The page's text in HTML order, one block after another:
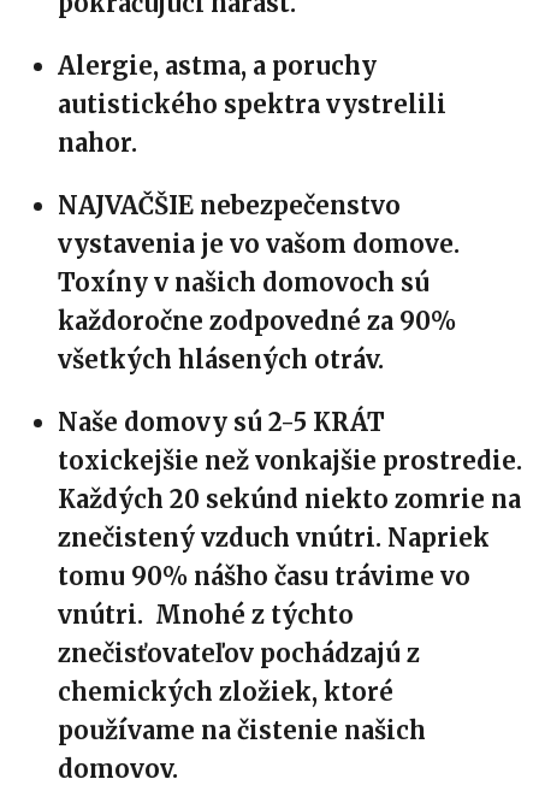
Alergie, astma, a poruchy
autistického spektra vystrelili
nahor.
NAJVAČŠIE nebezpečenstvo
vystavenia je vo vašom domove.
Toxíny v našich domovoch sú
každoročne zodpovedné za 90%
všetkých hlásených otráv.
Naše domovy sú 2-5 KRÁT
toxickejšie než vonkajšie prostredie.
Každých 20 sekúnd niekto zomrie na
znečistený vzduch vnútri. Napriek
tomu 90% nášho času trávime vo
vnútri. Mnohé z týchto
znečisťovateľov pochádzajú z
chemických zložiek, ktoré
používame na čistenie našich
domovov.